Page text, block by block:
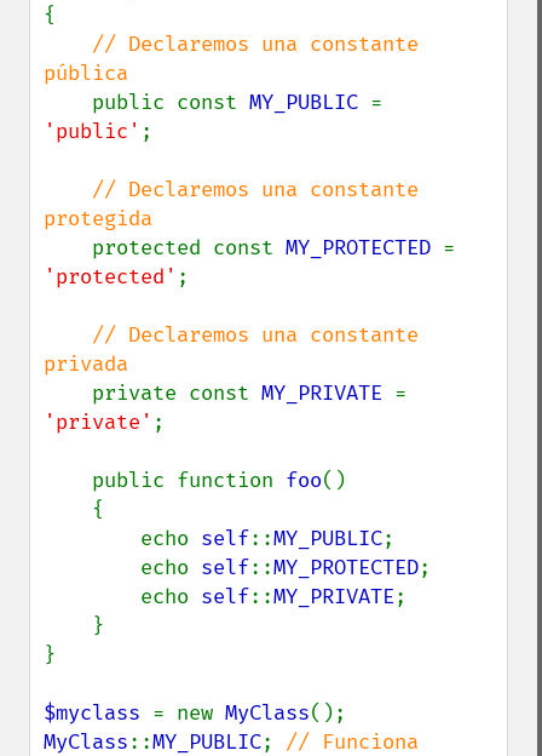
{
// Declaremos una constante
pública
public const MY_PUBLIC
'public' ;
// Declaremos una constante
protegida
protected const MY_PROTECTED
'protected' ;
// Declaremos una constante
privada
private const MY_PRIVATE
'private' ;
    public function
foo()
        echo
self::MY_PUBLIC;
        echo
self::MY_PROTECTED;
        echo
self::MY_PRIVATE;
}
$myclass = new MyClass
MyClass::MY_PUBLIC;